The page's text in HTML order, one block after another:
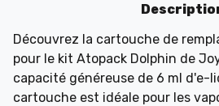
Découvrez la cartouche de
pour le kit Atopack Dolphin de
capacité généreuse de 6 ml d'e-
cartouche est idéale pour les